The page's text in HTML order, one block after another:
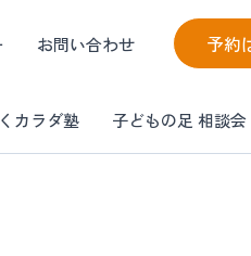
お問い合わせ 予約
カラダ塾 子どもの足 相談会